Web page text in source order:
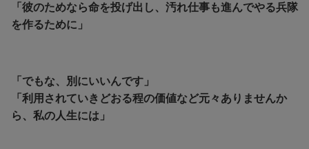
「彼のためなら命を投げ出し、汚れ仕事も進んでやる兵隊
を作るために」
「でもな、別にいいんです」
「利用されていきどおる程の価値など元々ありませんか
ら、私の人生には」